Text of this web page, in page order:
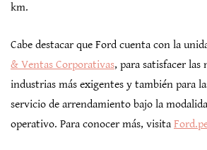
km.
Cabe destacar que Ford cuenta con la
& Ventas Corporativas, para satisfacer las
industrias más exigentes y también para
servicio de arrendamiento bajo la
operativo. Para conocer más, visita